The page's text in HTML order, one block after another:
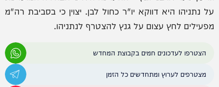
על נתניהו היא דווקא יו"ר כחול לבן. יצוין כי בסביבת רה"מ
מפעילים לחץ עצום על גנץ להצטרף לנתניהו.
הצטרפו לעדכונים חמים בקבוצת המחדש
מצטרפים לערוץ ומתחדשים כל הזמן